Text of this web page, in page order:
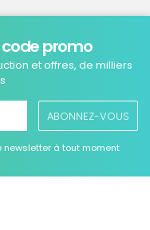
code promo
et offres, de milliers
ABONNEZ-VOUS
newsletter à tout moment